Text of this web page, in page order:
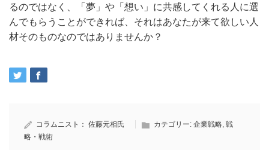
るのではなく、「夢」や「想い」に共感してくれる人に選
んでもらうことができれば、それはあなたが来て欲しい人
材そのものなのではありませんか？
コラムニスト： 佐藤元相氏 カテゴリー: 企業戦略 戦
略・戦術